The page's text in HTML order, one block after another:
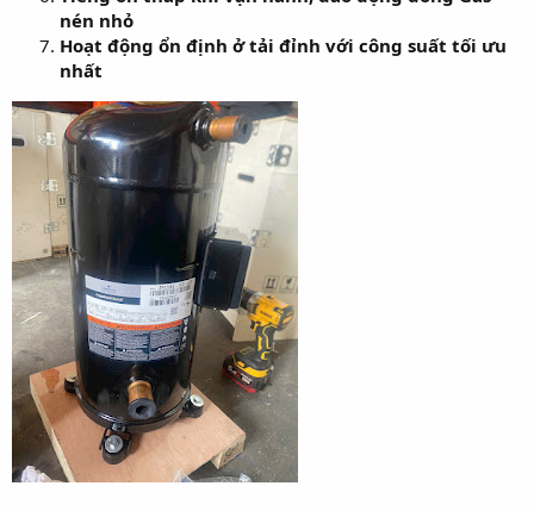
nén nhỏ
Hoạt động ổn định ở tải đỉnh với công suất tối ưu
nhất